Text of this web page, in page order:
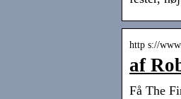
http s://
af
Få The